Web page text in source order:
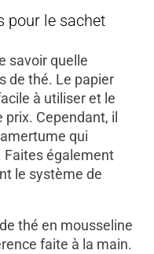
pour le sachet
savoir quelle
de thé. Le papier
à utiliser et le
Cependant, il
qui
Faites également
le système de
thé en mousseline
faite à la main.